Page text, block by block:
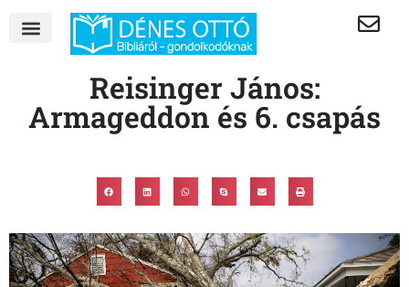
Reisinger János:
Armageddon és 6. csapás